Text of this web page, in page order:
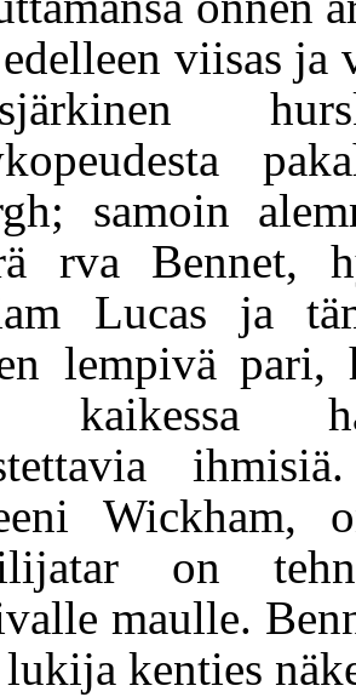
viisas ja
samoin
rva Bennet,
Lucas ja
lempivä pari,
kaikessa
Wickham,
on
maulle.
kenties